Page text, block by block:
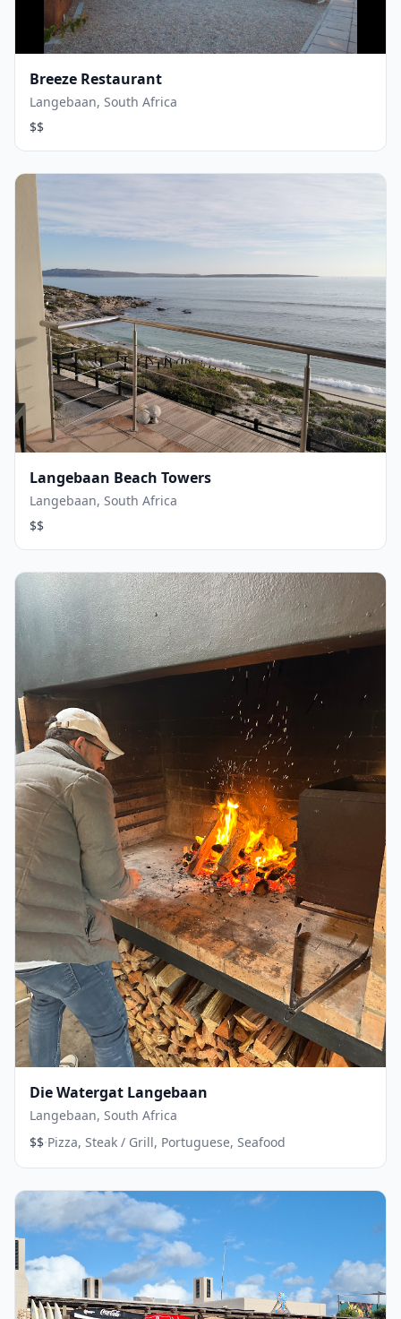
Breeze Restaurant
Langebaan, South Africa
$$
Langebaan Beach Towers
Langebaan, South Africa
$$
Die Watergat Langebaan
Langebaan, South Africa
$$·Pizza, Steak / Grill, Portuguese, Seafood